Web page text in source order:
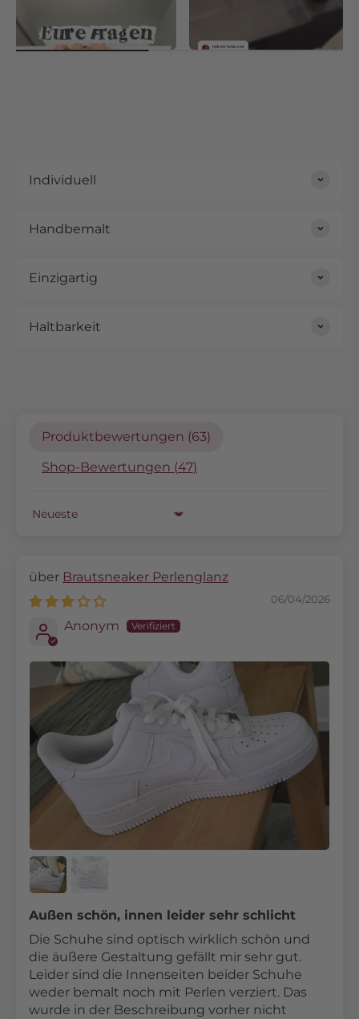
für ein Wunschdesign?
Hält die Farbe überhaupt so
lange auf den Sneakern?
Individuell
Handbemalt
Einzigartig
Haltbarkeit
Produktbewertungen (63)
Shop-Bewertungen (47)
Sort by
Brautsneaker Perlenglanz
06/04/2026
Anonym
Außen schön, innen leider sehr schlicht
Die Schuhe sind optisch wirklich schön und
die äußere Gestaltung gefällt mir sehr gut.
Leider sind die Innenseiten beider Schuhe
weder bemalt noch mit Perlen verziert. Das
wurde in der Beschreibung vorher nicht